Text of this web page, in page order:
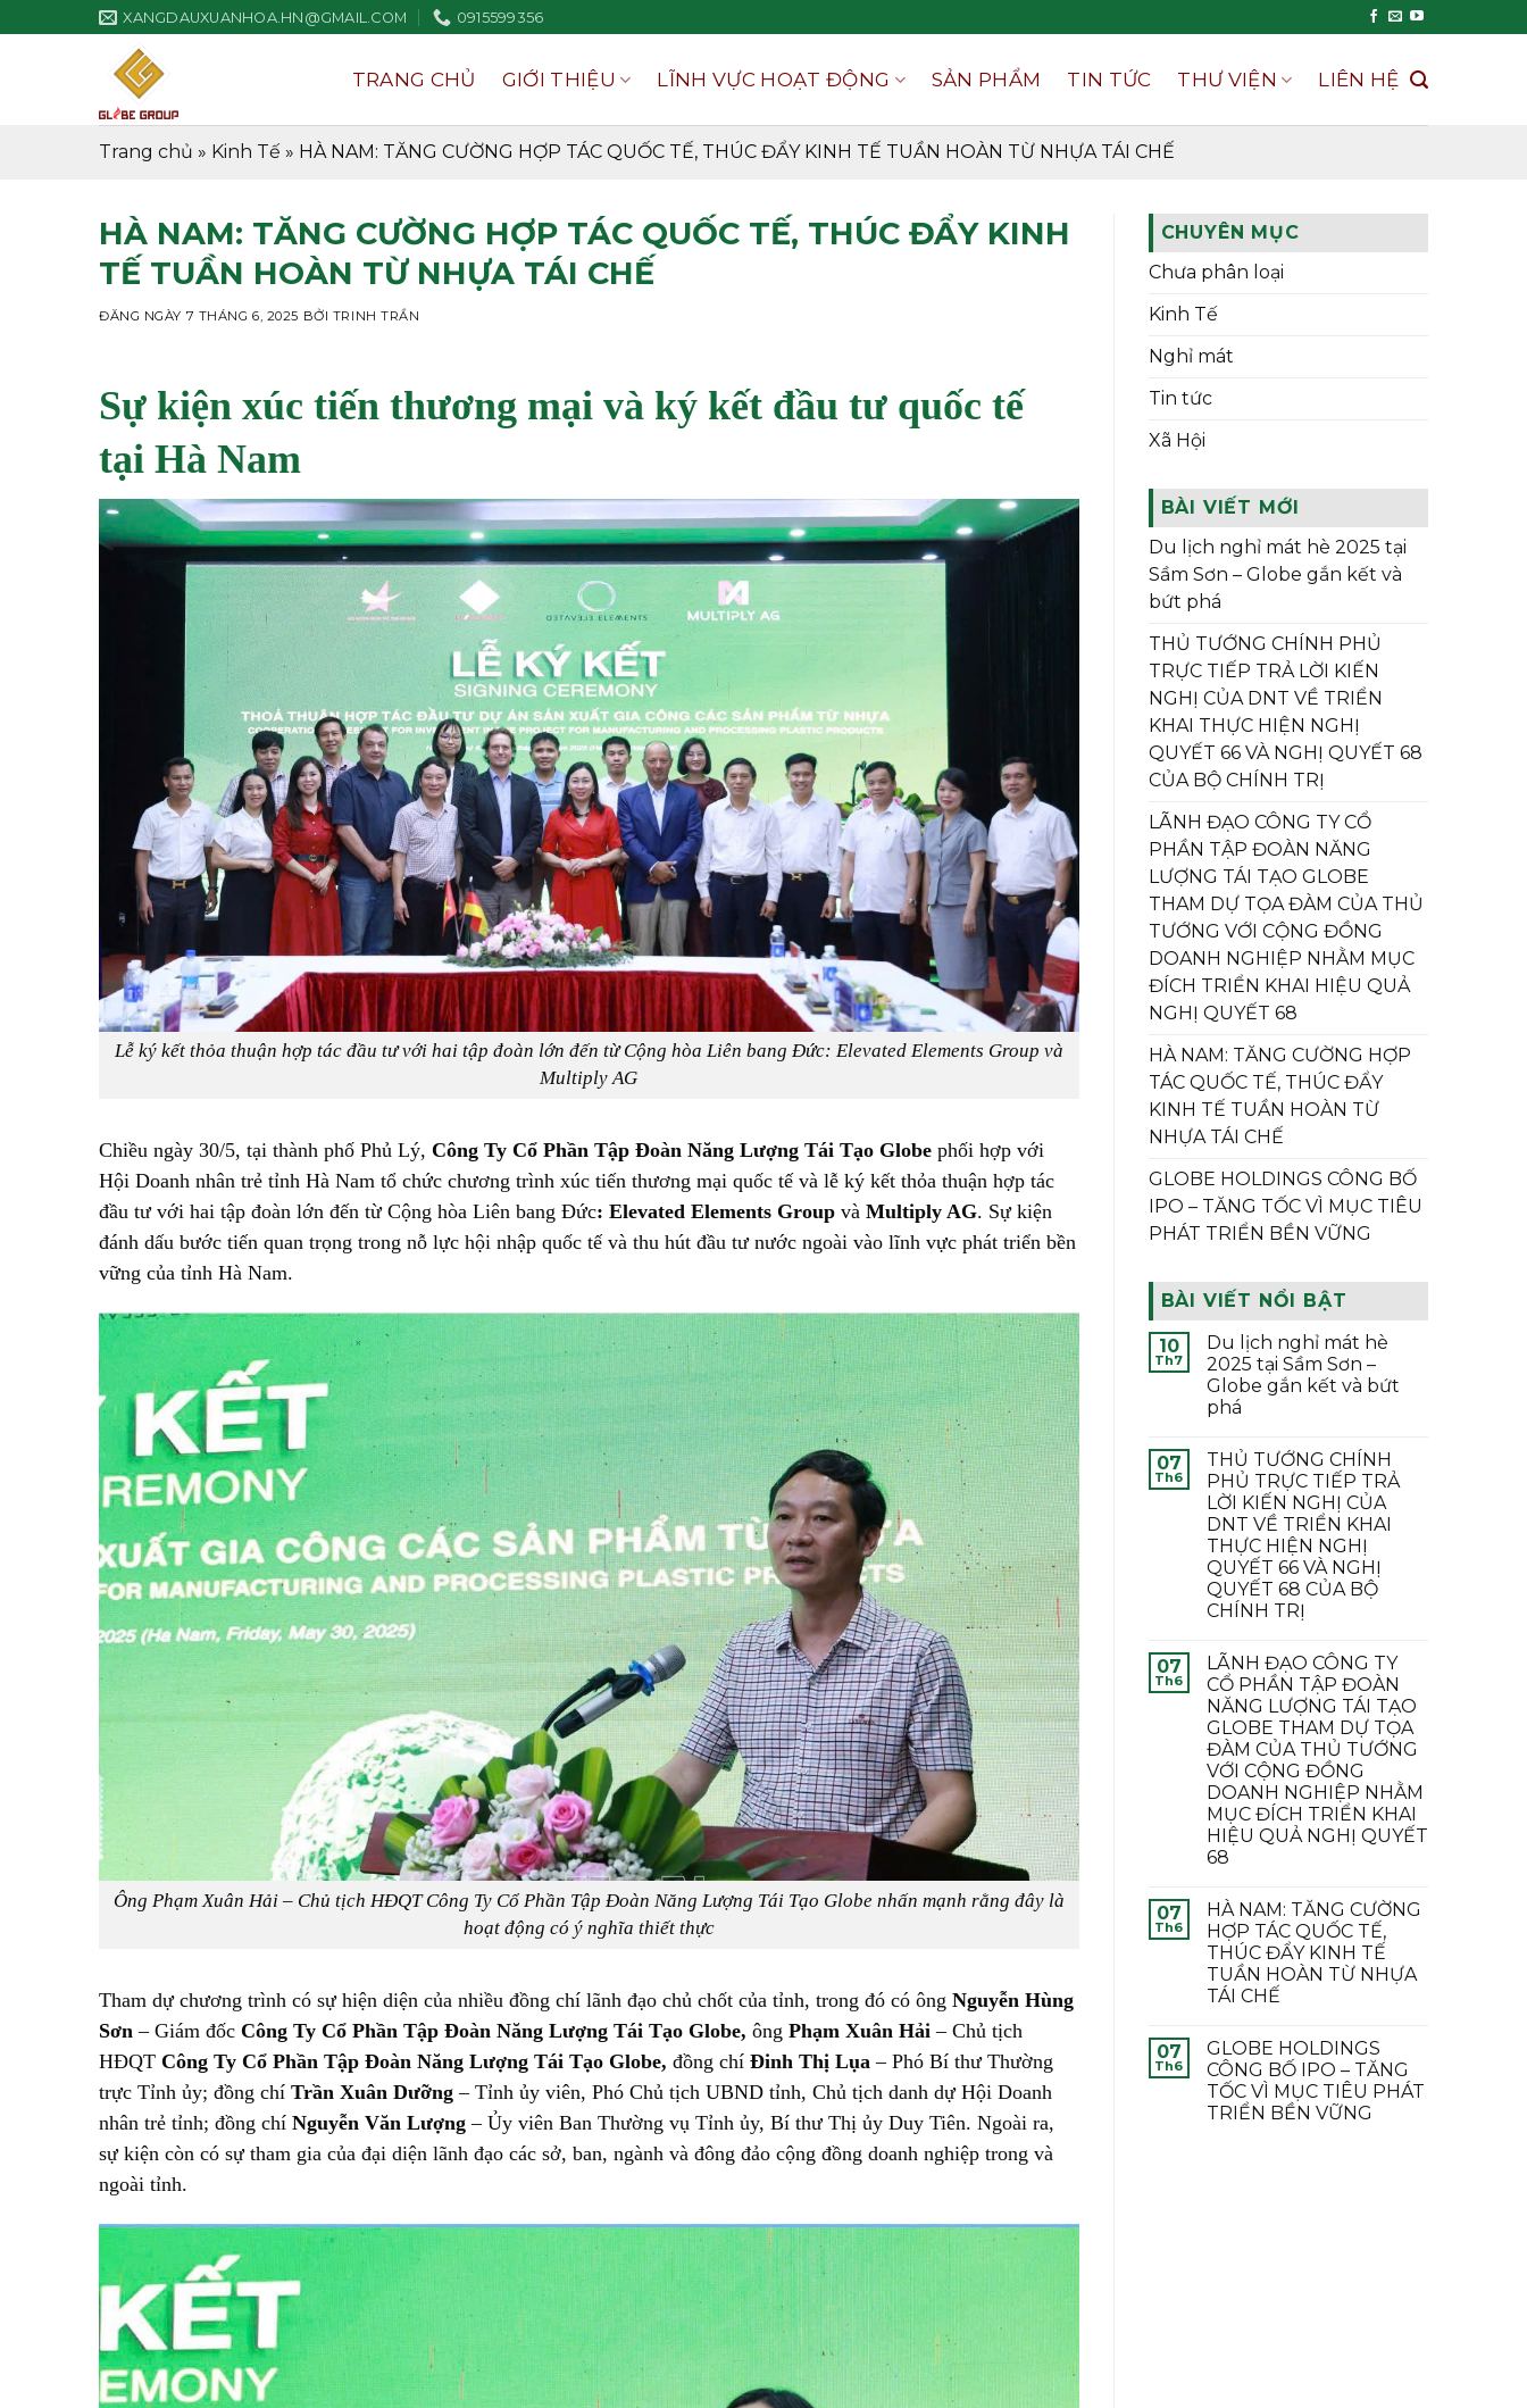
qua
XANGDAUXUANHOA.HN@GMAIL.COM 0915599356
TRANG CHỦ GIỚI THIỆU LĨNH VỰC HOẠT ĐỘNG SẢN PHẨM TIN TỨC THƯ VIỆN LIÊN HỆ
Trang chủ » Kinh Tế » HÀ NAM: TĂNG CƯỜNG HỢP TÁC QUỐC TẾ, THÚC ĐẨY KINH TẾ TUẦN HOÀN TỪ NHỰA TÁI CHẾ
HÀ NAM: TĂNG CƯỜNG HỢP TÁC QUỐC TẾ, THÚC ĐẨY KINH
TẾ TUẦN HOÀN TỪ NHỰA TÁI CHẾ
ĐĂNG NGÀY 7 THÁNG 6, 2025 BỞI TRINH TRẦN
Sự kiện xúc tiến thương mại và ký kết đầu tư quốc tế
tại Hà Nam
Lễ ký kết thỏa thuận hợp tác đầu tư với hai tập đoàn lớn đến từ Cộng hòa Liên bang Đức: Elevated Elements Group và
Multiply AG
Chiều ngày 30/5, tại thành phố Phủ Lý, Công Ty Cổ Phần Tập Đoàn Năng Lượng Tái Tạo Globe phối hợp với
Hội Doanh nhân trẻ tỉnh Hà Nam tổ chức chương trình xúc tiến thương mại quốc tế và lễ ký kết thỏa thuận hợp tác
đầu tư với hai tập đoàn lớn đến từ Cộng hòa Liên bang Đức: Elevated Elements Group và Multiply AG. Sự kiện
đánh dấu bước tiến quan trọng trong nỗ lực hội nhập quốc tế và thu hút đầu tư nước ngoài vào lĩnh vực phát triển bền
vững của tỉnh Hà Nam.
Ông Phạm Xuân Hải – Chủ tịch HĐQT Công Ty Cổ Phần Tập Đoàn Năng Lượng Tái Tạo Globe nhấn mạnh rằng đây là
hoạt động có ý nghĩa thiết thực
Tham dự chương trình có sự hiện diện của nhiều đồng chí lãnh đạo chủ chốt của tỉnh, trong đó có ông Nguyễn Hùng
Sơn – Giám đốc Công Ty Cổ Phần Tập Đoàn Năng Lượng Tái Tạo Globe, ông Phạm Xuân Hải – Chủ tịch
HĐQT Công Ty Cổ Phần Tập Đoàn Năng Lượng Tái Tạo Globe, đồng chí Đinh Thị Lụa – Phó Bí thư Thường
trực Tỉnh ủy; đồng chí Trần Xuân Dưỡng – Tỉnh ủy viên, Phó Chủ tịch UBND tỉnh, Chủ tịch danh dự Hội Doanh
nhân trẻ tỉnh; đồng chí Nguyễn Văn Lượng – Ủy viên Ban Thường vụ Tỉnh ủy, Bí thư Thị ủy Duy Tiên. Ngoài ra,
sự kiện còn có sự tham gia của đại diện lãnh đạo các sở, ban, ngành và đông đảo cộng đồng doanh nghiệp trong và
ngoài tỉnh.
CHUYÊN MỤC
Chưa phân loại
Kinh Tế
Nghỉ mát
Tin tức
Xã Hội
BÀI VIẾT MỚI
Du lịch nghỉ mát hè 2025 tại
Sầm Sơn – Globe gắn kết và
bứt phá
THỦ TƯỚNG CHÍNH PHỦ
TRỰC TIẾP TRẢ LỜI KIẾN
NGHỊ CỦA DNT VỀ TRIỂN
KHAI THỰC HIỆN NGHỊ
QUYẾT 66 VÀ NGHỊ QUYẾT 68
CỦA BỘ CHÍNH TRỊ
LÃNH ĐẠO CÔNG TY CỔ
PHẦN TẬP ĐOÀN NĂNG
LƯỢNG TÁI TẠO GLOBE
THAM DỰ TỌA ĐÀM CỦA THỦ
TƯỚNG VỚI CỘNG ĐỒNG
DOANH NGHIỆP NHẰM MỤC
ĐÍCH TRIỂN KHAI HIỆU QUẢ
NGHỊ QUYẾT 68
HÀ NAM: TĂNG CƯỜNG HỢP
TÁC QUỐC TẾ, THÚC ĐẨY
KINH TẾ TUẦN HOÀN TỪ
NHỰA TÁI CHẾ
GLOBE HOLDINGS CÔNG BỐ
IPO – TĂNG TỐC VÌ MỤC TIÊU
PHÁT TRIỂN BỀN VỮNG
BÀI VIẾT NỔI BẬT
10
Th7
Du lịch nghỉ mát hè
2025 tại Sầm Sơn –
Globe gắn kết và bứt
phá
07
Th6
THỦ TƯỚNG CHÍNH
PHỦ TRỰC TIẾP TRẢ
LỜI KIẾN NGHỊ CỦA
DNT VỀ TRIỂN KHAI
THỰC HIỆN NGHỊ
QUYẾT 66 VÀ NGHỊ
QUYẾT 68 CỦA BỘ
CHÍNH TRỊ
07
Th6
LÃNH ĐẠO CÔNG TY
CỔ PHẦN TẬP ĐOÀN
NĂNG LƯỢNG TÁI TẠO
GLOBE THAM DỰ TỌA
ĐÀM CỦA THỦ TƯỚNG
VỚI CỘNG ĐỒNG
DOANH NGHIỆP NHẰM
MỤC ĐÍCH TRIỂN KHAI
HIỆU QUẢ NGHỊ QUYẾT
68
07
Th6
HÀ NAM: TĂNG CƯỜNG
HỢP TÁC QUỐC TẾ,
THÚC ĐẨY KINH TẾ
TUẦN HOÀN TỪ NHỰA
TÁI CHẾ
07
Th6
GLOBE HOLDINGS
CÔNG BỐ IPO – TĂNG
TỐC VÌ MỤC TIÊU PHÁT
TRIỂN BỀN VỮNG